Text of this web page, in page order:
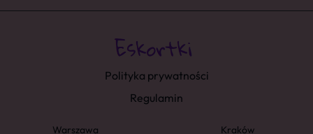
Polityka prywatności
Regulamin
Warszawa Kraków